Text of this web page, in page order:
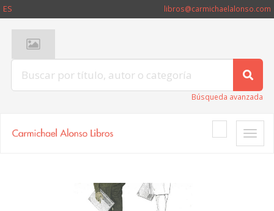
ES libros@carmichaelalonso.com
Búsqueda avanzada
Toggle